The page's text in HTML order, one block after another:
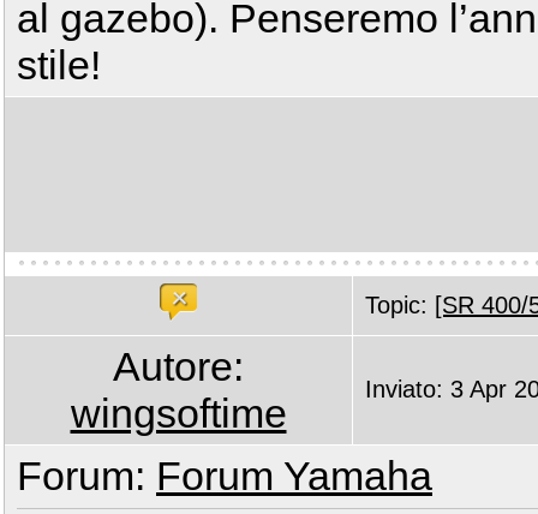
al gazebo). Penseremo
stile!
Topic: [SR 400/
Autore:
wingsoftime
Inviato: 3 Apr
Forum: Forum Yamaha